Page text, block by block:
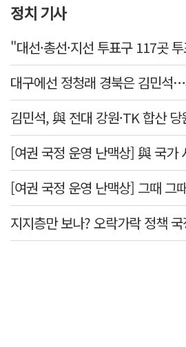
정치 기사
김민석, 與 전대 강원·TK 합산
[여권 국정 운영 난맥상] 그때 그